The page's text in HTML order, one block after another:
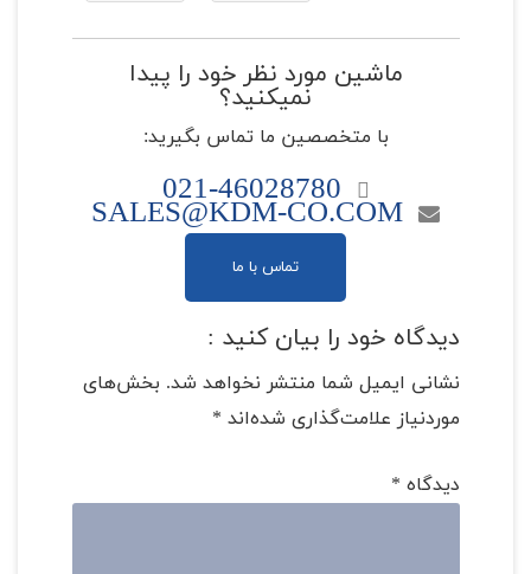
ماشین مورد نظر خود را پیدا
نمیکنید؟
با متخصصین ما تماس بگیرید:
تماس با ما
دیدگاه خود را بیان کنید :
نشانی ایمیل شما منتشر نخواهد شد. بخش‌های
موردنیاز علامت‌گذاری شده‌اند *
دیدگاه *